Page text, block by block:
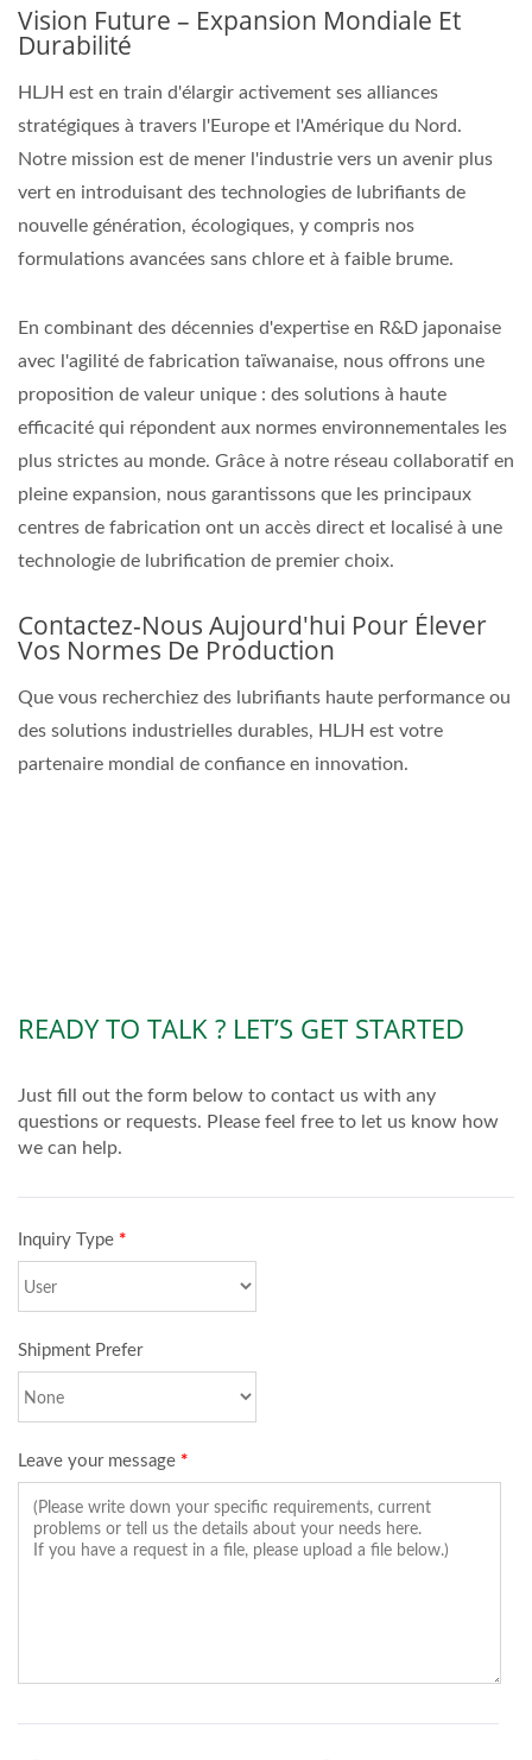
Vision Future – Expansion Mondiale Et
Durabilité
HLJH est en train d'élargir activement ses alliances
stratégiques à travers l'Europe et l'Amérique du Nord.
Notre mission est de mener l'industrie vers un avenir plus
vert en introduisant des technologies de lubrifiants de
nouvelle génération, écologiques, y compris nos
formulations avancées sans chlore et à faible brume.
En combinant des décennies d'expertise en R&D japonaise
avec l'agilité de fabrication taïwanaise, nous offrons une
proposition de valeur unique : des solutions à haute
efficacité qui répondent aux normes environnementales les
plus strictes au monde. Grâce à notre réseau collaboratif en
pleine expansion, nous garantissons que les principaux
centres de fabrication ont un accès direct et localisé à une
technologie de lubrification de premier choix.
Contactez-Nous Aujourd'hui Pour Élever
Vos Normes De Production
Que vous recherchiez des lubrifiants haute performance ou
des solutions industrielles durables, HLJH est votre
partenaire mondial de confiance en innovation.